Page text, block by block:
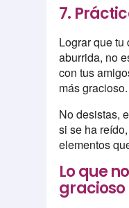
7.
Lograr que
aburrida, no
con tus
más gracioso.
No desistas,
si se ha
elementos
Lo que
gracioso